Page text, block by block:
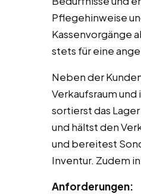
Pflegehinweise
Kassenvorgänge
stets für eine
Neben der
Verkaufsraum
sortierst das
und hältst den
und bereitest
Inventur. Zudem
Anforderungen: